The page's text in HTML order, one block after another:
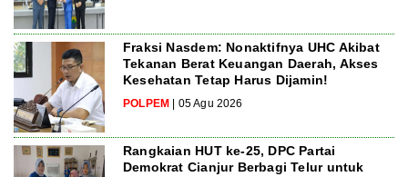
Fraksi Nasdem: Nonaktifnya UHC Akibat
Tekanan Berat Keuangan Daerah, Akses
Kesehatan Tetap Harus Dijamin!
POLPEM | 05 Agu 2026
Rangkaian HUT ke-25, DPC Partai
Demokrat Cianjur Berbagi Telur untuk